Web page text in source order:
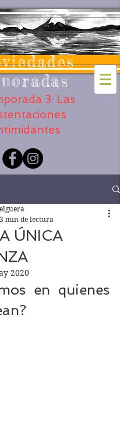
3: Las
ÚNICA
3 min de lectura
2020
en quienes